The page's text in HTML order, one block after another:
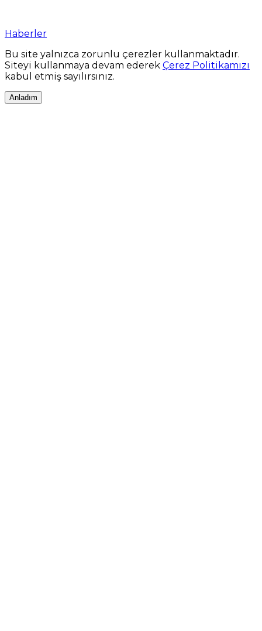
Haberler
Bu site yalnızca zorunlu çerezler kullanmaktadır.
Siteyi kullanmaya devam ederek Çerez Politikamızı
kabul etmiş sayılırsınız.
Anladım